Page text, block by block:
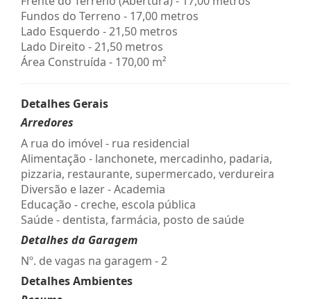
Fundos do Terreno - 17,00 metros
Lado Esquerdo - 21,50 metros
Lado Direito - 21,50 metros
Área Construída - 170,00 m²
Detalhes Gerais
Arredores
A rua do imóvel - rua residencial
Alimentação - lanchonete, mercadinho, padaria,
pizzaria, restaurante, supermercado, verdureira
Diversão e lazer - Academia
Educação - creche, escola pública
Saúde - dentista, farmácia, posto de saúde
Detalhes da Garagem
Nº. de vagas na garagem - 2
Detalhes Ambientes